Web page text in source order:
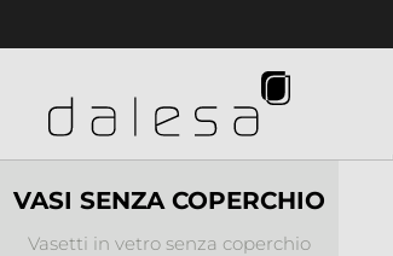
VASI SENZA COPERCHIO
Vasetti in vetro senza coperchio